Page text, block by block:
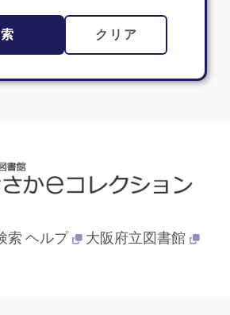
クリア
索 ヘルプ 大阪府立図書館